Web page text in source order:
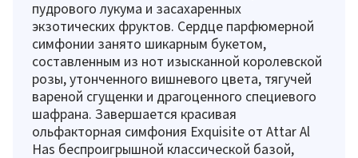
пудрового лукума и засахаренных
экзотических фруктов. Сердце парфюмерной
симфонии занято шикарным букетом,
составленным из нот изысканной королевской
розы, утонченного вишневого цвета, тягучей
вареной сгущенки и драгоценного специевого
шафрана. Завершается красивая
ольфакторная симфония Exquisite от Attar Al
Has беспроигрышной классической базой,